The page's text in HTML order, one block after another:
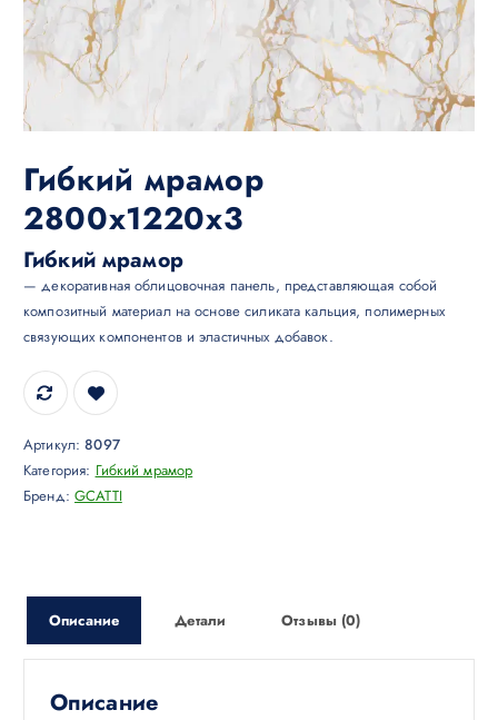
Гибкий мрамор
2800х1220х3
Гибкий мрамор
— декоративная облицовочная панель, представляющая собой
композитный материал на основе силиката кальция, полимерных
связующих компонентов и эластичных добавок.
Артикул:8097
Категория: Гибкий мрамор
Бренд:GCATTI
Описание Детали Отзывы (0)
Описание